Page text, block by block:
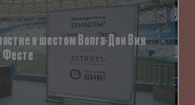
в шестом Волга-Дон Вин
Фесте